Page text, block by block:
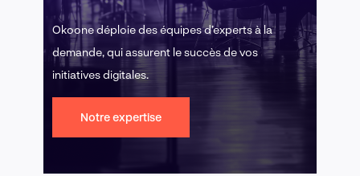
Okoone déploie des équipes d’experts à la
demande, qui assurent le succès de vos
initiatives digitales.
Notre expertise